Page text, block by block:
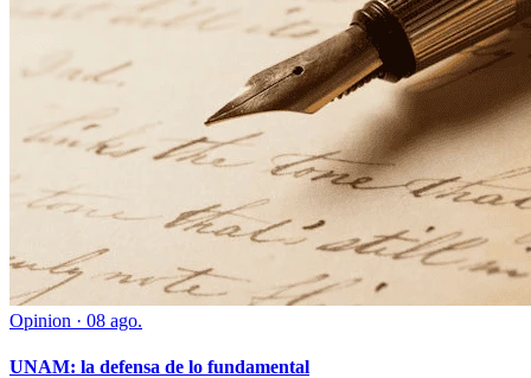
Opinion · 08 ago.
UNAM: la defensa de lo fundamental